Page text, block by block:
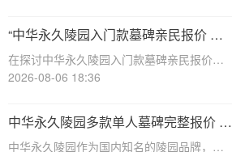
之一，一直致力于提供高品质、个性化的墓
碑服务。生态墓碑作为一种环保、
“中华永久陵园入门款墓碑亲民报价 一
次性付清享折上折：超值优惠与便捷选
择的完美结合”
在探讨中华永久陵园入门款墓碑亲民报价这
一主题时，我们首先需要理解墓碑选择的重
对逝者的纪念，也是对生者情感的寄托。因
此，选择一款既符合预算又具有纪念意义的
墓碑显得尤
2026-08-06 18:36
中华永久陵园多款单人墓碑完整报价 淡
季下单直降数千元详解
中华永久陵园作为国内知名的陵园品牌，提